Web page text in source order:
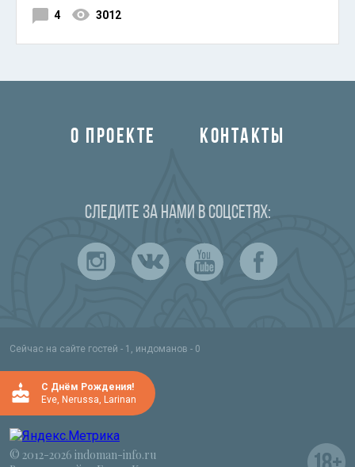
4 3012
О ПРОЕКТЕ КОНТАКТЫ
Следите за нами в соцсетях:
Сейчас на сайте гостей - 1, индоманов - 0
C Днём Рождения!
Eve, Nerussa, Larinan
© 2012-2026 indoman-info.ru